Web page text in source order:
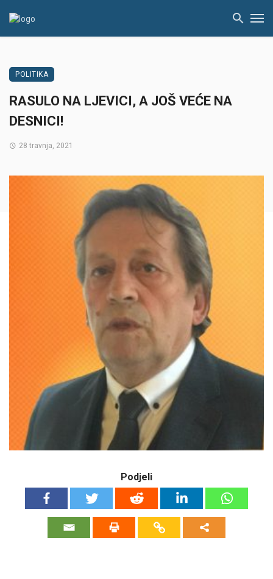
POLITIKA
RASULO NA LJEVICI, A JOŠ VEĆE NA
DESNICI!
28 travnja, 2021
Podjeli